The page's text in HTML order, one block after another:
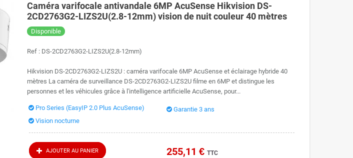
Caméra varifocale antivandale 6MP AcuSense Hikvision DS-
2CD2763G2-LIZS2U(2.8-12mm) vision de nuit couleur 40 mètres
Disponible
Ref : DS-2CD2763G2-LIZS2U(2.8-12mm)
Hikvision DS-2CD2763G2-LIZS2U : caméra varifocale 6MP AcuSense et éclairage hybride 40
mètres La caméra de surveillance DS-2CD2763G2-LIZS2U filme en 6MP et distingue les
personnes et les véhicules grâce à l'intelligence artificielle AcuSense, pour...
Pro Series (EasyIP 2.0 Plus AcuSense)
Vision nocturne
Garantie 3 ans
AJOUTER AU PANIER 255,11 € TTC